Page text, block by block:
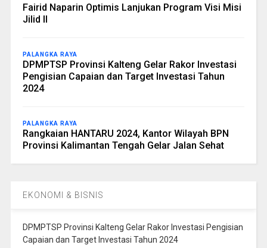
Fairid Naparin Optimis Lanjukan Program Visi Misi
Jilid II
PALANGKA RAYA
DPMPTSP Provinsi Kalteng Gelar Rakor Investasi
Pengisian Capaian dan Target Investasi Tahun
2024
PALANGKA RAYA
Rangkaian HANTARU 2024, Kantor Wilayah BPN
Provinsi Kalimantan Tengah Gelar Jalan Sehat
EKONOMI & BISNIS
DPMPTSP Provinsi Kalteng Gelar Rakor Investasi Pengisian
Capaian dan Target Investasi Tahun 2024